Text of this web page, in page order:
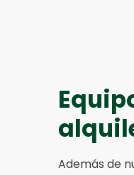
Además de